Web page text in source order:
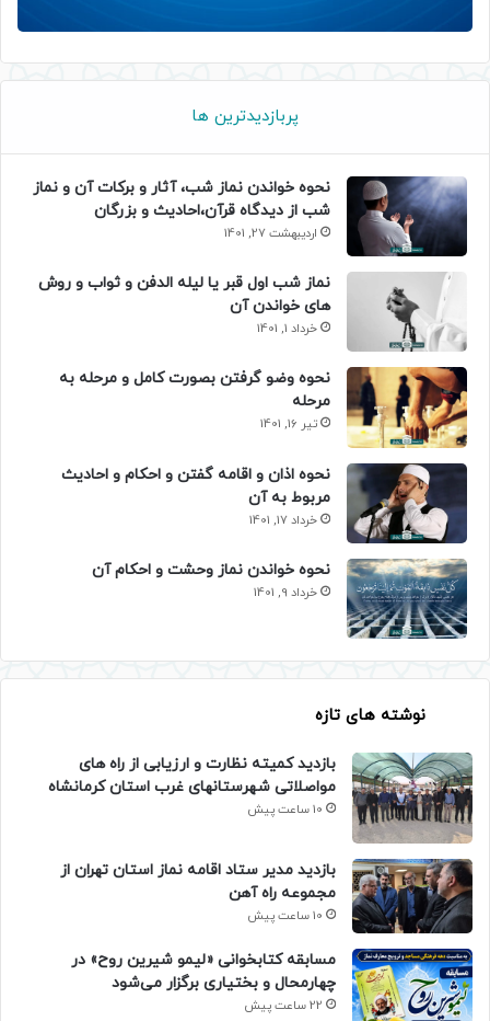
پربازدیدترین ها
نحوه خواندن نماز شب، آثار و برکات آن و نماز
شب از دیدگاه قرآن،احادیث و بزرگان
اردیبهشت 27, 1401
نماز شب اول قبر یا لیله الدفن و ثواب و روش
های خواندن آن
خرداد 1, 1401
نحوه وضو گرفتن بصورت کامل و مرحله به
مرحله
تیر 16, 1401
نحوه اذان و اقامه گفتن و احکام و احادیث
مربوط به آن
خرداد 17, 1401
نحوه خواندن نماز وحشت و احکام آن
خرداد 9, 1401
نوشته های تازه
بازدید کمیته نظارت و ارزیابی از راه های
مواصلاتی شهرستانهای غرب استان کرمانشاه
10 ساعت پیش
بازدید مدیر ستاد اقامه نماز استان تهران از
مجموعه راه آهن
10 ساعت پیش
مسابقه کتابخوانی «لیمو شیرین روح» در
چهارمحال و بختیاری برگزار می‌شود
22 ساعت پیش